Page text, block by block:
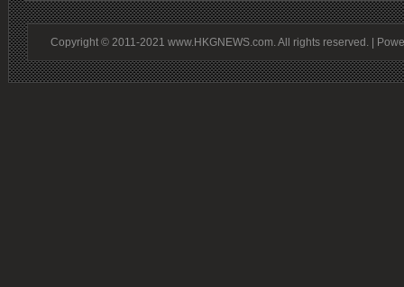
Copyright © 2011-2021 www.HKGNEWS.com. All rights reserved. |